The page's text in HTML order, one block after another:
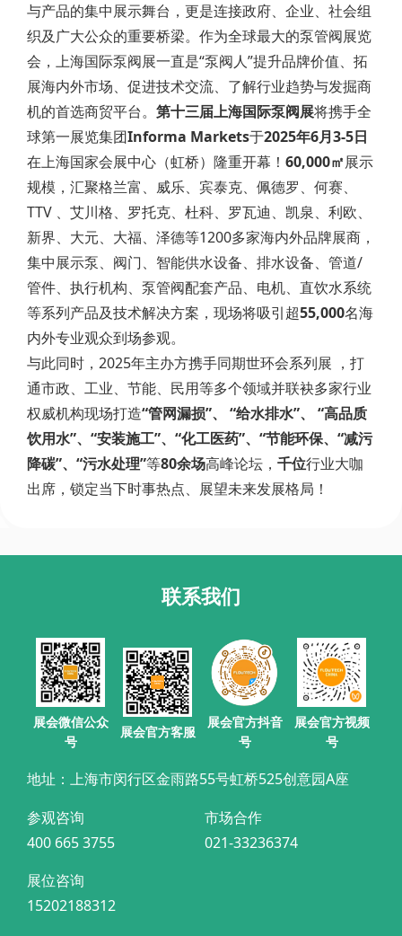
与产品的集中展示舞台，更是连接政府、企业、社会组
织及广大公众的重要桥梁。作为全球最大的泵管阀展览
会，上海国际泵阀展一直是“泵阀人”提升品牌价值、拓
展海内外市场、促进技术交流、了解行业趋势与发掘商
机的首选商贸平台。 第十三届上海国际泵阀展将携手全
球第一展览集团Informa Markets于2025年6月3-5日
在上海国家会展中心（虹桥）隆重开幕！ 60,000㎡展示
规模，汇聚格兰富、威乐、宾泰克、佩德罗、何赛、
TTV 、艾川格、罗托克、杜科、罗瓦迪、凯泉、利欧、
新界、大元、大福、泽德等1200多家海内外品牌展商，
集中展示泵、阀门、智能供水设备、排水设备、管道/
管件、执行机构、泵管阀配套产品、电机、直饮水系统
等系列产品及技术解决方案，现场将吸引超55,000名海
内外专业观众到场参观。
与此同时，2025年主办方携手同期世环会系列展 ，打
通市政、工业、节能、民用等多个领域并联袂多家行业
权威机构现场打造“管网漏损”、 “给水排水”、 “高品质
饮用水”、“安装施工”、“化工医药”、“节能环保、“减污
降碳”、“污水处理”等80余场高峰论坛， 千位行业大咖
出席，锁定当下时事热点、展望未来发展格局！
联系我们
展会微信公众
号
展会官方客服
展会官方抖音
号
展会官方视频
号
地址：上海市闵行区金雨路55号虹桥525创意园A座
参观咨询
400 665 3755
市场合作
021-33236374
展位咨询
15202188312